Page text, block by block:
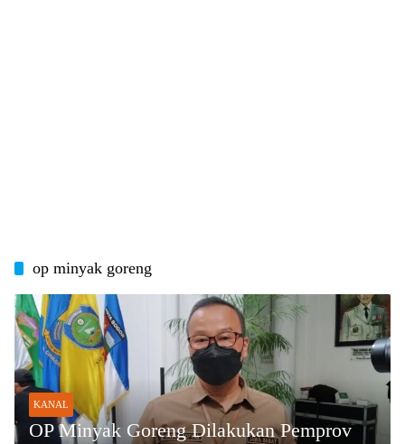
op minyak goreng
KANAL
OP Minyak Goreng Dilakukan Pemprov